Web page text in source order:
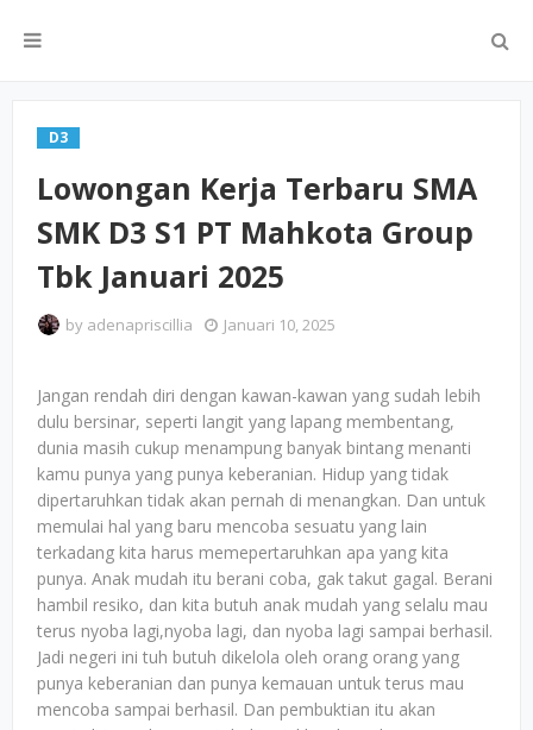
D3
Lowongan Kerja Terbaru SMA
SMK D3 S1 PT Mahkota Group
Tbk Januari 2025
by adenapriscillia Januari 10, 2025
Jangan rendah diri dengan kawan-kawan yang sudah lebih
dulu bersinar, seperti langit yang lapang membentang,
dunia masih cukup menampung banyak bintang menanti
kamu punya yang punya keberanian. Hidup yang tidak
dipertaruhkan tidak akan pernah di menangkan. Dan untuk
memulai hal yang baru mencoba sesuatu yang lain
terkadang kita harus memepertaruhkan apa yang kita
punya. Anak mudah itu berani coba, gak takut gagal. Berani
hambil resiko, dan kita butuh anak mudah yang selalu mau
terus nyoba lagi,nyoba lagi, dan nyoba lagi sampai berhasil.
Jadi negeri ini tuh butuh dikelola oleh orang orang yang
punya keberanian dan punya kemauan untuk terus mau
mencoba sampai berhasil. Dan pembuktian itu akan